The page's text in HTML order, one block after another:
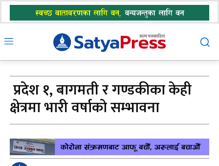
प्रदेश १, बागमती र गण्डकीका केही
क्षेत्रमा भारी वर्षाको सम्भावना